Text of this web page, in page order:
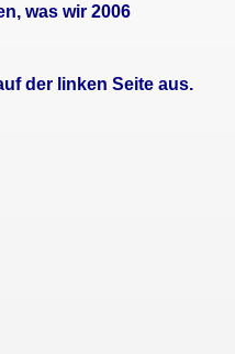
was wir 2006
der linken Seite aus.